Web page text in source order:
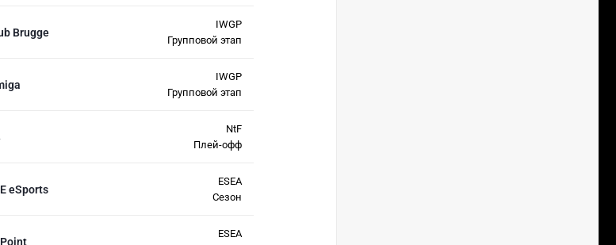
Brugge
IWGP
Групповой этап
IWGP
Групповой этап
NtF
Плей-офф
eSports
ESEA
Сезон
ESEA